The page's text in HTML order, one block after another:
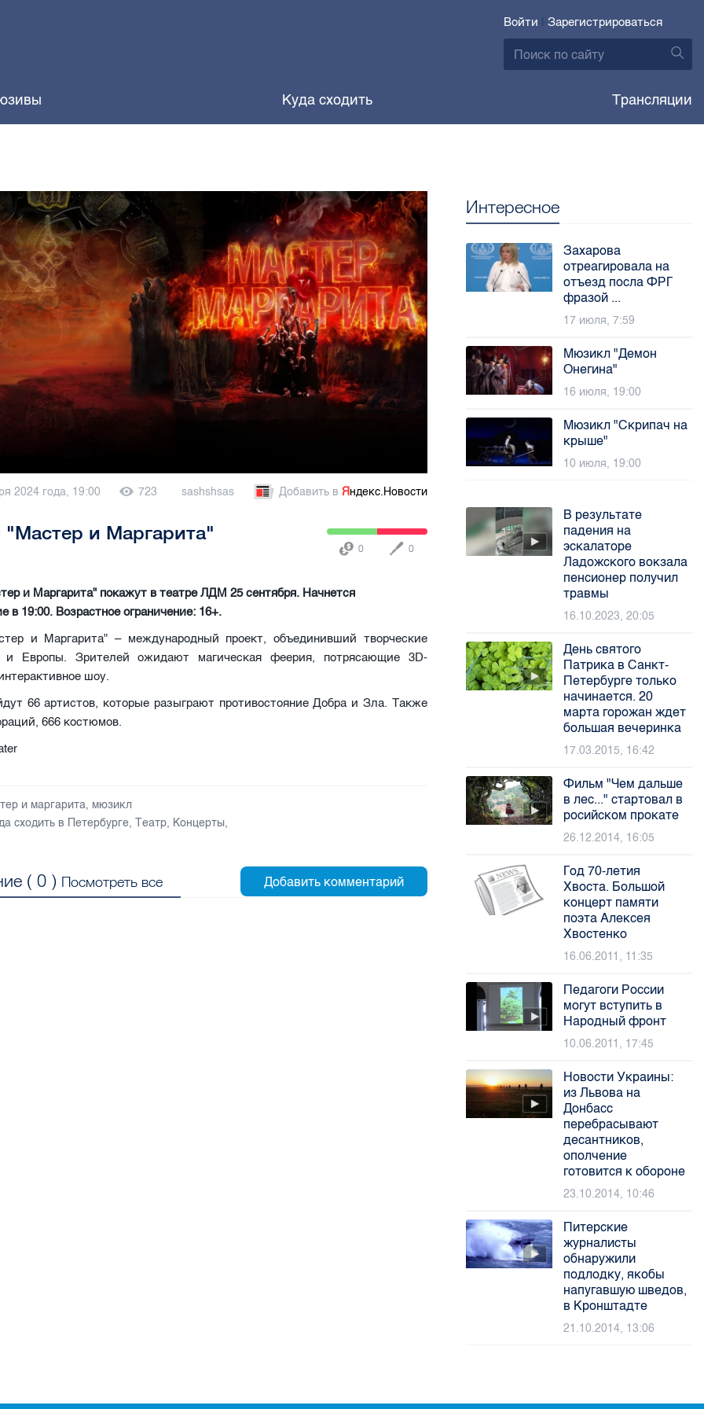
Войти | Зарегистрироваться
Куда сходить Трансляции
2024 года, 19:00 723 sashshsas Добавить в Яндекс.Новости
и Маргарита"
0 0
и Маргарита" покажут в театре ЛДМ 25 сентября. Начнется
в 19:00. Возрастное ограничение: 16+.
и Маргарита" – международный проект, объединивший творческие
Европы. Зрителей ожидают магическая феерия, потрясающие 3D-
шоу.
66 артистов, которые разыграют противостояние Добра и Зла. Также
666 костюмов.
и маргарита, мюзикл
сходить в Петербурге, Театр, Концерты,
(0 ) Посмотреть все
Интересное
Захарова
отреагировала на
отъезд посла ФРГ
фразой ...
17 июля, 7:59
Мюзикл "Демон
Онегина"
16 июля, 19:00
Мюзикл "Скрипач на
крыше"
10 июля, 19:00
В результате
падения на
эскалаторе
Ладожского вокзала
пенсионер получил
травмы
16.10.2023, 20:05
День святого
Патрика в Санкт-
Петербурге только
начинается. 20
марта горожан ждет
большая вечеринка
17.03.2015, 16:42
Фильм "Чем дальше
в лес..." стартовал в
росийском прокате
26.12.2014, 16:05
Год 70-летия
Хвоста. Большой
концерт памяти
поэта Алексея
Хвостенко
16.06.2011, 11:35
Педагоги России
могут вступить в
Народный фронт
10.06.2011, 17:45
Новости Украины:
из Львова на
Донбасс
перебрасывают
десантников,
ополчение
готовится к обороне
23.10.2014, 10:46
Питерские
журналисты
обнаружили
подлодку, якобы
напугавшую шведов,
в Кронштадте
21.10.2014, 13:06